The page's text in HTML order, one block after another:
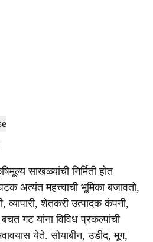
साखळ्यांची निर्मिती होत
अत्यंत महत्त्वाची भूमिका बजावतो,
व्यापारी, शेतकरी उत्पादक कंपनी,
गट यांना विविध प्रकल्पांची
येते. सोयाबीन, उडीद, मूग,